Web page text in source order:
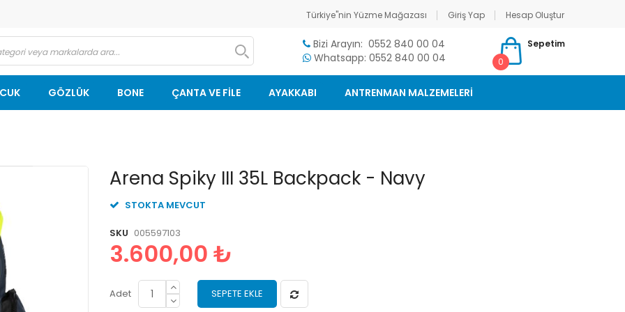
Türkiye"nin Yüzme Mağazası Giriş Yap
Hesap Oluştur
Bizi Arayın: 0552 840 00 04
Whatsapp: 0552 840 00 04
Sepetim
0
GÖZLÜK BONE ÇANTA VE FİLE AYAKKABI ANTRENMAN MALZEMELERİ
Arena Spiky III 35L Backpack - Navy
STOKTA MEVCUT
SKU 005597103
3.600,00 ₺
Adet SEPETE EKLE
Resim
galerisinin
başlangıcına